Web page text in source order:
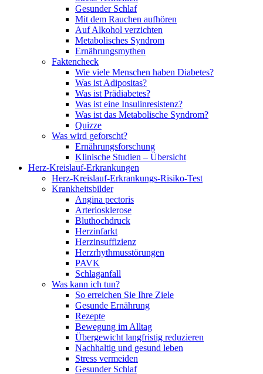
Gesunder Schlaf
Mit dem Rauchen aufhören
Auf Alkohol verzichten
Metabolisches Syndrom
Ernährungsmythen
Faktencheck
Wie viele Menschen haben Diabetes?
Was ist Adipositas?
Was ist Prädiabetes?
Was ist eine Insulinresistenz?
Was ist das Metabolische Syndrom?
Quizze
Was wird geforscht?
Ernährungsforschung
Klinische Studien – Übersicht
Herz-Kreislauf-Erkrankungen
Herz-Kreislauf-Erkrankungs-Risiko-Test
Krankheitsbilder
Angina pectoris
Arteriosklerose
Bluthochdruck
Herzinfarkt
Herzinsuffizienz
Herzrhythmusstörungen
PAVK
Schlaganfall
Was kann ich tun?
So erreichen Sie Ihre Ziele
Gesunde Ernährung
Rezepte
Bewegung im Alltag
Übergewicht langfristig reduzieren
Nachhaltig und gesund leben
Stress vermeiden
Gesunder Schlaf